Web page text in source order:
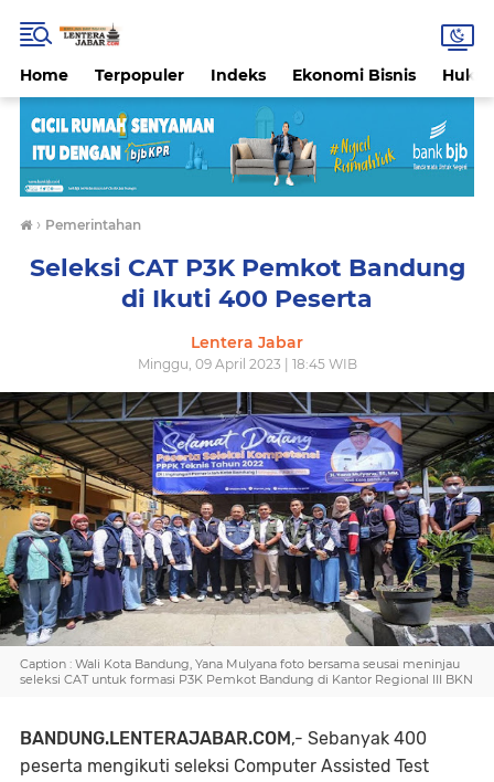
Home Terpopuler Indeks Ekonomi Bisnis
› Pemerintahan
Seleksi CAT P3K Pemkot Bandung
di Ikuti 400 Peserta
Lentera Jabar
Minggu, 09 April 2023 | 18:45 WIB
Caption : Wali Kota Bandung, Yana Mulyana foto bersama seusai meninjau
seleksi CAT untuk formasi P3K Pemkot Bandung di Kantor Regional III BKN
BANDUNG.LENTERAJABAR.COM,- Sebanyak 400
peserta mengikuti seleksi Computer Assisted Test